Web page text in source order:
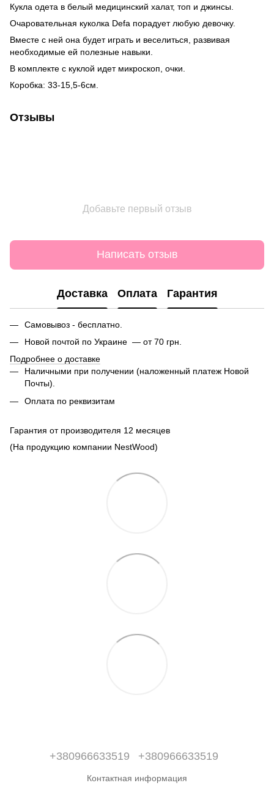
Кукла одета в белый медицинский халат, топ и джинсы.
Очаровательная куколка Defa порадует любую девочку.
Вместе с ней она будет играть и веселиться, развивая
необходимые ей полезные навыки.
В комплекте с куклой идет микроскоп, очки.
Коробка: 33-15,5-6см.
Отзывы
Добавьте первый отзыв
Написать отзыв
Доставка Оплата Гарантия
Самовывоз - бесплатно.
Новой почтой по Украине — от 70 грн.
Подробнее о доставке
Наличными при получении (наложенный платеж Новой
Почты).
Оплата по реквизитам
Гарантия от производителя 12 месяцев
(На продукцию компании NestWood)
+380966633519 +380966633519
Контактная информация